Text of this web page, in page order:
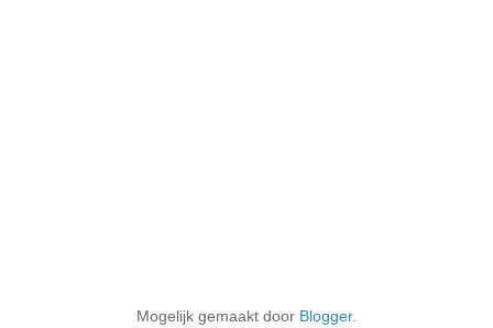
Mogelijk gemaakt door Blogger.